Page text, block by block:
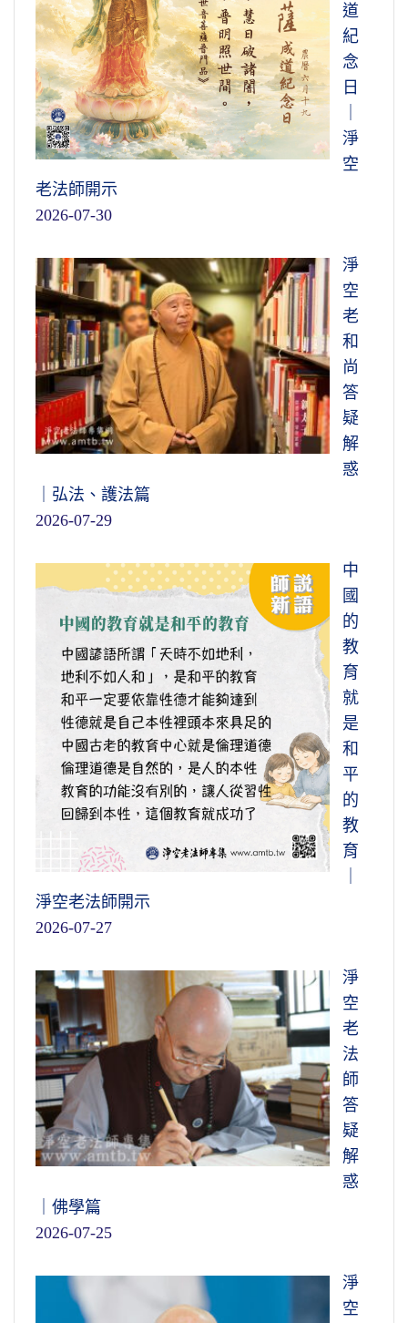
道
紀
念
日
淨
空
老法師開示
2026-07-30
淨
空
老
和
尚
答
疑
解
惑
｜弘法、護法篇
2026-07-29
中
國
的
教
育
就
是
和
平
的
教
育
淨空老法師開示
2026-07-27
淨
空
老
法
師
答
疑
解
惑
｜佛學篇
2026-07-25
淨
空